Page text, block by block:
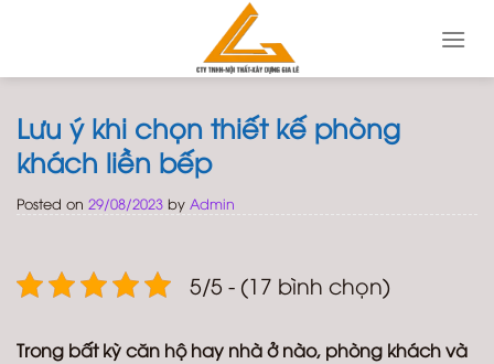
Lưu ý khi chọn thiết kế phòng
khách liền bếp
Posted on 29/08/2023 by Admin
5/5 - (17 bình chọn)
Trong bất kỳ căn hộ hay nhà ở nào, phòng khách và